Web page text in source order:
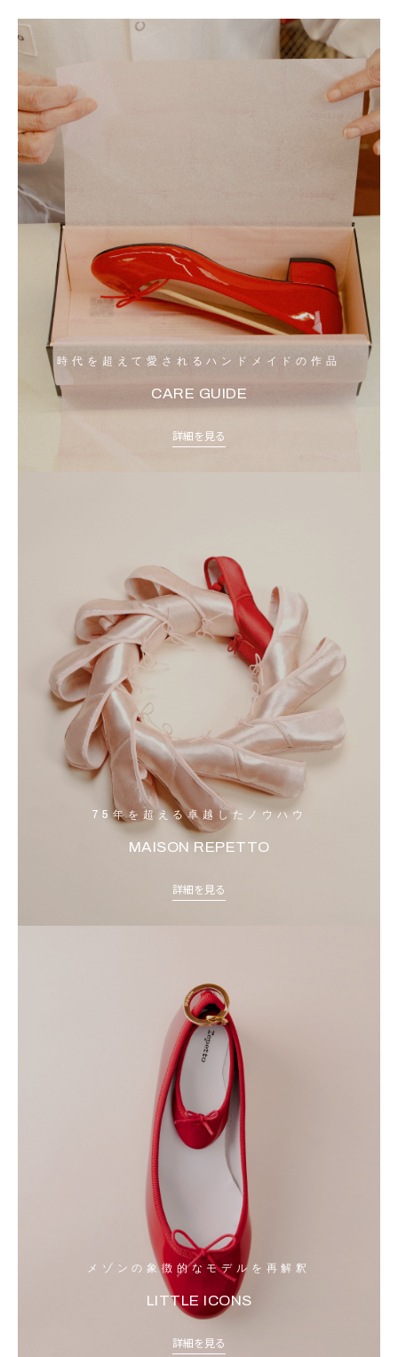
時代を超えて愛されるハンドメイドの作品
CARE GUIDE
詳細を見る
75年を超える卓越したノウハウ
MAISON REPETTO
詳細を見る
メゾンの象徴的なモデルを再解釈
LITTLE ICONS
詳細を見る